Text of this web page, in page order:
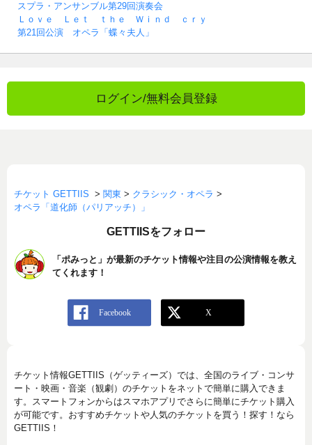
スプラ・アンサンブル第29回演奏会
Ｌｏｖｅ Ｌｅｔ ｔｈｅ Ｗｉｎｄ ｃｒｙ
第21回公演 オペラ「蝶々夫人」
ログイン/無料会員登録
チケット GETTIIS > 関東 > クラシック・オペラ >
オペラ「道化師（パリアッチ）」
GETTIISをフォロー
「ポみっと」が最新のチケット情報や注目の公演情報を教え
てくれます！
チケット情報GETTIIS（ゲッティーズ）では、全国のライブ・コンサ
ート・映画・音楽（観劇）のチケットをネットで簡単に購入できま
す。スマートフォンからはスマホアプリでさらに簡単にチケット購入
が可能です。おすすめチケットや人気のチケットを買う！探す！なら
GETTIIS！